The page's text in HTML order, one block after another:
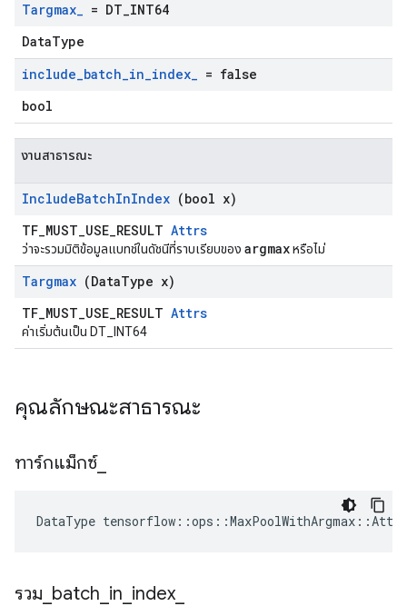
Targmax_ = DT INT64
DataType
include_batch_in_index_ = false
bool
งานสาธารณะ
IncludeBatchInIndex (bool x)
TF_MUST_USE_RESULT Attrs
ว่าจะรวมมิติข้อมูลแบทช์ในดัชนีที่ราบเรียบของ argmaxหรือไม่
Targmax (DataType x)
TF_MUST_USE_RESULT Attrs
ค่าเริ่มต้นเป็น DT_INT64
คุณลักษณะสาธารณะ
ทาร์กแม็กซ์_
DataType
รวม batch in index